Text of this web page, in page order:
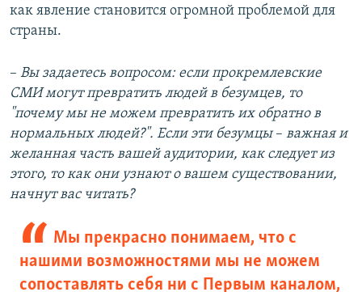
как явление становится огромной проблемой для
страны.
–​ Вы задаетесь вопросом: если прокремлевские
СМИ могут превратить людей в безумцев, то
"почему мы не можем превратить их обратно в
нормальных людей?". Если эти безумцы–​ важная и
желанная часть вашей аудитории, как следует из
этого, то как они узнают о вашем существовании,
начнут вас читать?
Мы прекрасно понимаем, что с
нашими возможностями мы не можем
сопоставлять себя ни с Первым каналом,